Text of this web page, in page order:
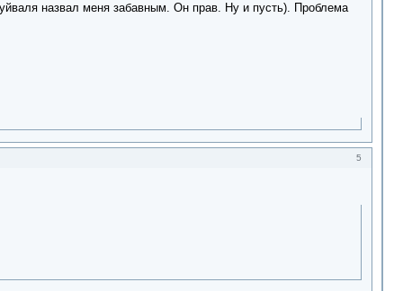
назвал меня забавным. Он прав. Ну и пусть). Проблема
5